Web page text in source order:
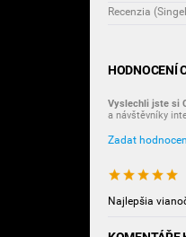
Recenzia
HODNOCENÍ
Vyslechli jste si
a návštěvníky
Zadat
Najlepšia